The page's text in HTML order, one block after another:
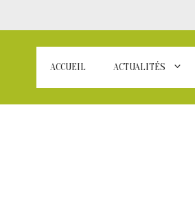
ACCUEIL ACTUALITÉS